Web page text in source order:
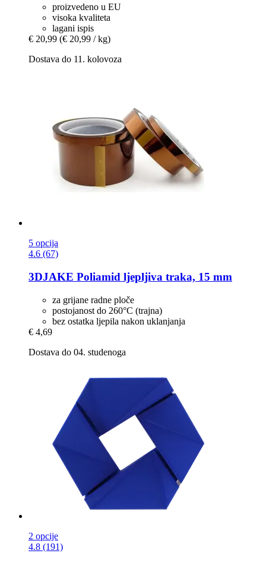
proizvedeno u EU
visoka kvaliteta
lagani ispis
€ 20,99 (€ 20,99 / kg)
Dostava do 11. kolovoza
5 opcija
4.6 (67)
3DJAKE Poliamid ljepljiva traka, 15 mm
za grijane radne ploče
postojanost do 260°C (trajna)
bez ostatka ljepila nakon uklanjanja
€ 4,69
Dostava do 04. studenoga
2 opcije
4.8 (191)